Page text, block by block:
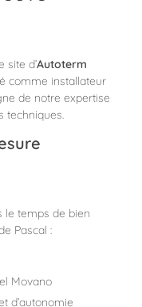
site d’Autoterm
comme installateur
de notre expertise
techniques.
le temps de bien
Pascal :
Movano
d’autonomie